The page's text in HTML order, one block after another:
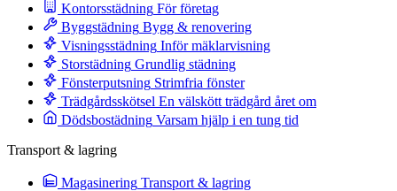
Kontorsstädning För företag
Byggstädning Bygg & renovering
Visningsstädning Inför mäklarvisning
Storstädning Grundlig städning
Fönsterputsning Strimfria fönster
Trädgårdsskötsel En välskött trädgård året om
Dödsbostädning Varsam hjälp i en tung tid
Transport & lagring
Magasinering Transport & lagring